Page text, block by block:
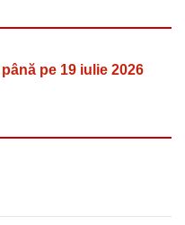
pe 19 iulie 2026